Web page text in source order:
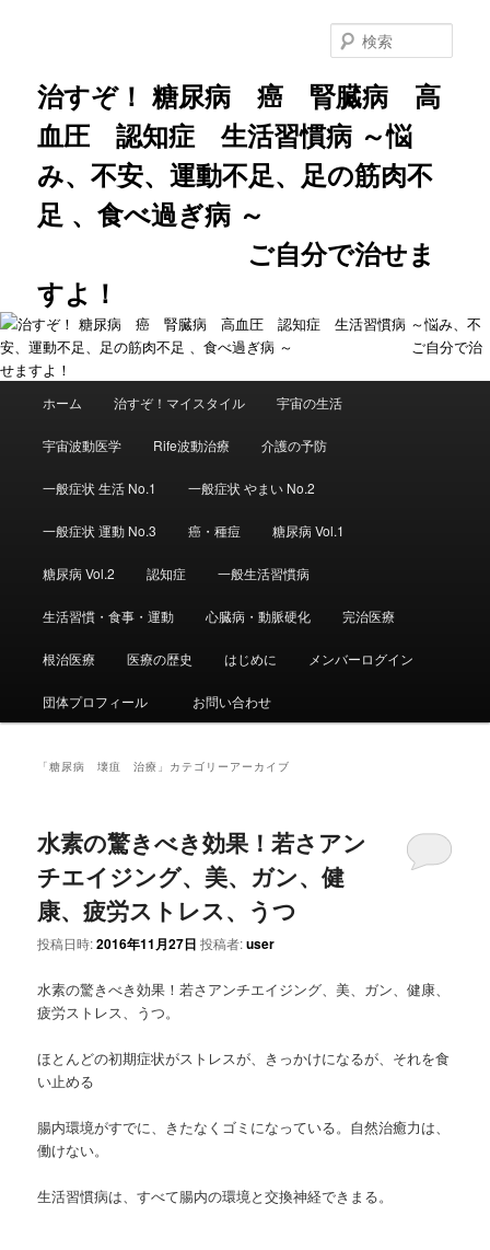
治すぞ！ 糖尿病 癌 腎臓病 高
血圧 認知症 生活習慣病 ～悩
み、不安、運動不足、足の筋肉不
足 、食べ過ぎ病 ～
ご自分で治せま
すよ！
索
ホーム 治すぞ！マイスタイル 宇宙の生活
宇宙波動医学 Rife波動治療 介護の予防
一般症状 生活 No.1 一般症状 やまい No.2
一般症状 運動 No.3 癌・種痘 糖尿病 Vol.1
糖尿病 Vol.2 認知症 一般生活習慣病
生活習慣・食事・運動 心臓病・動脈硬化 完治医療
根治医療 医療の歴史 はじめに メンバーログイン
団体プロフィール お問い合わせ
「糖尿病 壊疽 治療 」カテゴリーアーカイブ
水素の驚きべき効果！若さアン
チエイジング、美、ガン、健
康、疲労ストレス、うつ
投稿日時:2016年11月27日 投稿者:user
水素の驚きべき効果！若さアンチエイジング、美、ガン、健康、
疲労ストレス、うつ。
ほとんどの初期症状がストレスが、きっかけになるが、それを食
い止める
腸内環境がすでに、きたなくゴミになっている。自然治癒力は、
働けない。
生活習慣病は、すべて腸内の環境と交換神経できまる。